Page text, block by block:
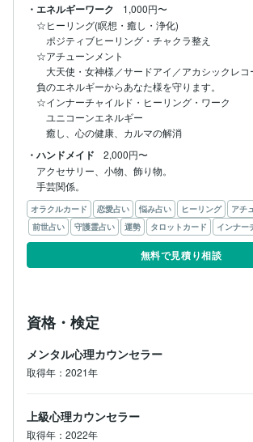
・エネルギーワーク
1,000円〜
☆ヒーリング(瞑想・癒し・浄化)
ポジティブヒーリング・チャクラ整え
☆アチューンメント
大天使・女神様／サードアイ／アカシックレコ
負のエネルギーからあなた様を守ります。
☆インナーチャイルド・ヒーリング・ワーク
ユニコーンエネルギー
癒し、心の健康、カルマの解消
・ハンドメイド
2,000円〜
アクセサリー、小物、飾り物。
手芸関係。
オラクルカード 恋愛占い 悩み占い ヒーリング
アチ
前世占い
守護霊占い 運勢 タロットカード インナー
無料で見積り相談
資格・検定
メンタル心理カウンセラー
取得年：2021年
上級心理カウンセラー
取得年：2022年